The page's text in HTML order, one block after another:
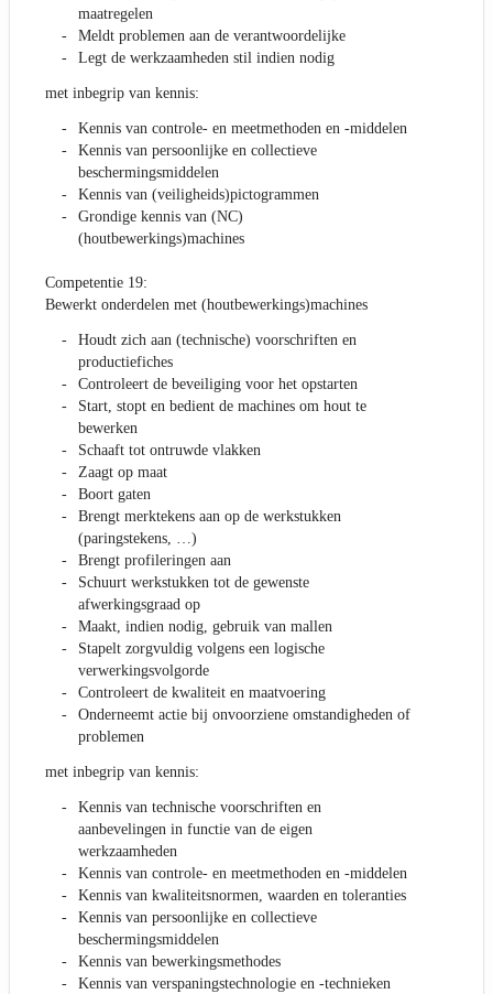
maatregelen
Meldt problemen aan de verantwoordelijke
Legt de werkzaamheden stil indien nodig
met inbegrip van kennis:
Kennis van controle- en meetmethoden en -middelen
Kennis van persoonlijke en collectieve
beschermingsmiddelen
Kennis van (veiligheids)pictogrammen
Grondige kennis van (NC)
(houtbewerkings)machines
Competentie 19:
Bewerkt onderdelen met (houtbewerkings)machines
Houdt zich aan (technische) voorschriften en
productiefiches
Controleert de beveiliging voor het opstarten
Start, stopt en bedient de machines om hout te
bewerken
Schaaft tot ontruwde vlakken
Zaagt op maat
Boort gaten
Brengt merktekens aan op de werkstukken
(paringstekens, …)
Brengt profileringen aan
Schuurt werkstukken tot de gewenste
afwerkingsgraad op
Maakt, indien nodig, gebruik van mallen
Stapelt zorgvuldig volgens een logische
verwerkingsvolgorde
Controleert de kwaliteit en maatvoering
Onderneemt actie bij onvoorziene omstandigheden of
problemen
met inbegrip van kennis:
Kennis van technische voorschriften en
aanbevelingen in functie van de eigen
werkzaamheden
Kennis van controle- en meetmethoden en -middelen
Kennis van kwaliteitsnormen, waarden en toleranties
Kennis van persoonlijke en collectieve
beschermingsmiddelen
Kennis van bewerkingsmethodes
Kennis van verspaningstechnologie en -technieken